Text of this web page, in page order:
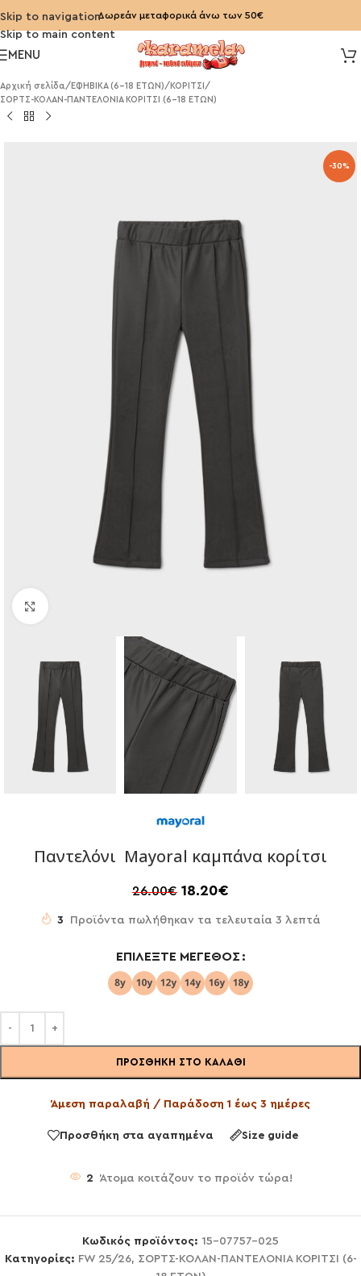
Skip to navigation
Skip to main content
Δωρεάν μεταφορικά άνω των 50€
MENU
Αρχική σελίδα/ ΕΦΗΒΙΚΑ (6-18 ΕΤΩΝ)/ ΚΟΡΙΤΣΙ /
ΣΟΡΤΣ-ΚΟΛΑΝ-ΠΑΝΤΕΛΟΝΙΑ ΚΟΡΙΤΣΙ (6-18 ΕΤΩΝ)
-30%
Παντελόνι Mayoral καμπάνα κορίτσι
26.00€ 18.20€
3 Προϊόντα πωλήθηκαν τα τελευταία 3 λεπτά
ΕΠΙΛΈΞΤΕ ΜΈΓΕΘΟΣ
ΠΡΟΣΘΉΚΗ ΣΤΟ ΚΑΛΆΘΙ
Άμεση παραλαβή / Παράδοση 1 έως 3 ημέρες
Προσθήκη στα αγαπημένα Size guide
2 Άτομα κοιτάζουν το προϊόν τώρα!
Κωδικός προϊόντος: 15-07757-025
Κατηγορίες: FW 25/26, ΣΟΡΤΣ-ΚΟΛΑΝ-ΠΑΝΤΕΛΟΝΙΑ ΚΟΡΙΤΣΙ (6-